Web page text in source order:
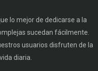
lo mejor de dedicarse a la
sucedan fácilmente.
usuarios disfruten de la
diaria.